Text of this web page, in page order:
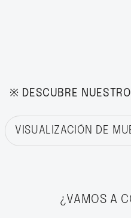
※ DESCUBRE
VISUALIZACIÓN DE
¿VAMOS A